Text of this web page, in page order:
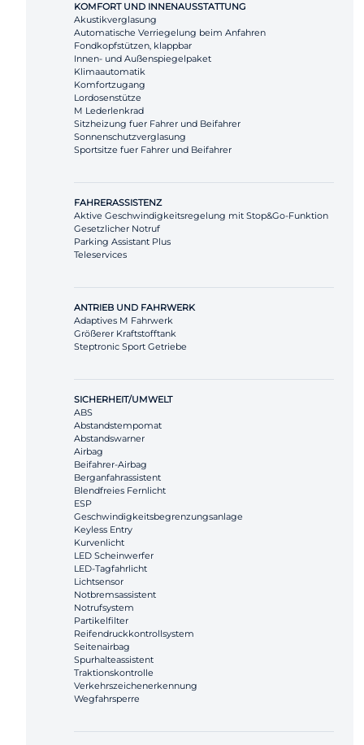
KOMFORT UND INNENAUSSTATTUNG
Akustikverglasung
Automatische Verriegelung beim Anfahren
Fondkopfstützen, klappbar
Innen- und Außenspiegelpaket
Klimaautomatik
Komfortzugang
Lordosenstütze
M Lederlenkrad
Sitzheizung fuer Fahrer und Beifahrer
Sonnenschutzverglasung
Sportsitze fuer Fahrer und Beifahrer
FAHRERASSISTENZ
Aktive Geschwindigkeitsregelung mit Stop&Go-Funktion
Gesetzlicher Notruf
Parking Assistant Plus
Teleservices
ANTRIEB UND FAHRWERK
Adaptives M Fahrwerk
Größerer Kraftstofftank
Steptronic Sport Getriebe
SICHERHEIT/UMWELT
ABS
Abstandstempomat
Abstandswarner
Airbag
Beifahrer-Airbag
Berganfahrassistent
Blendfreies Fernlicht
ESP
Geschwindigkeitsbegrenzungsanlage
Keyless Entry
Kurvenlicht
LED Scheinwerfer
LED-Tagfahrlicht
Lichtsensor
Notbremsassistent
Notrufsystem
Partikelfilter
Reifendruckkontrollsystem
Seitenairbag
Spurhalteassistent
Traktionskontrolle
Verkehrszeichenerkennung
Wegfahrsperre